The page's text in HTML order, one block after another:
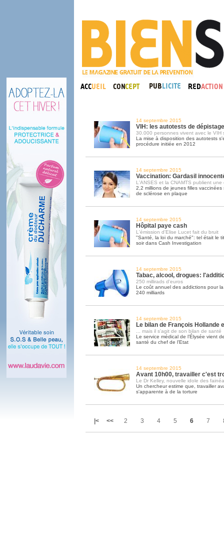
14 septembre 2015
VIH: les autotests de
30.000 personnes vivent avec le VIH
La mise à disposition des autotests
procédure initiée en 2012
14 septembre 2015
Vaccination: Gardasil
L'ANSES et la CNAMTS publient une
2,2 millions de jeunes filles
de sclérose en plaque
14 septembre 2015
Hôpital paye cash
L'émission d'Elise Lucet fait du bruit
"Santé, la loi du marché": tel était le
soir dans Cash Investigation
14 septembre 2015
Tabac, alcool, drogues:
250 millirads d'euros
Le coût annuel des addictions pour
240 milliards
14 septembre 2015
Le bilan de François Hollande
... mais il s'agit de son bilan de santé
Le service médical de l’Élysée vient
santé du chef de l'Etat
14 septembre 2015
Avant 10h00, travailler c'est
Le Dr Kelley, nouvelle idole des
Un chercheur estime que, travailler
s'apparente à de la torture
|< << 2 3 4 5 6 7